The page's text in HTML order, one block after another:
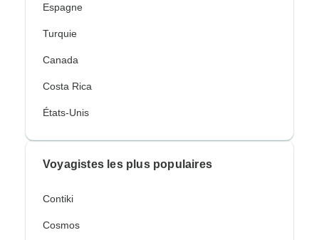
Espagne
Turquie
Canada
Costa Rica
États-Unis
Voyagistes les plus populaires
Contiki
Cosmos